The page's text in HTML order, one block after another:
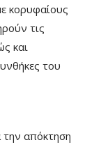
κορυφαίους
τις
και
του
την απόκτηση